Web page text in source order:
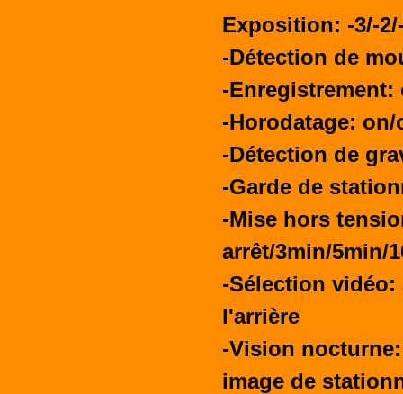
Exposition: -3/-
-Détection de
-Enregistrement:
-Horodatage: on/
-Détection de
-Garde de
-Mise hors
arrêt/3min/5min/
-Sélection
l'arrière
-Vision
image de